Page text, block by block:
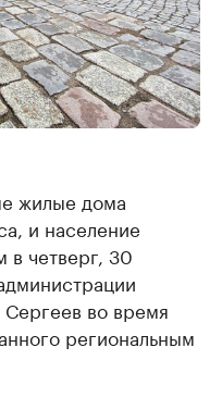
жилые дома
и население
в четверг, 30
во время
региональным